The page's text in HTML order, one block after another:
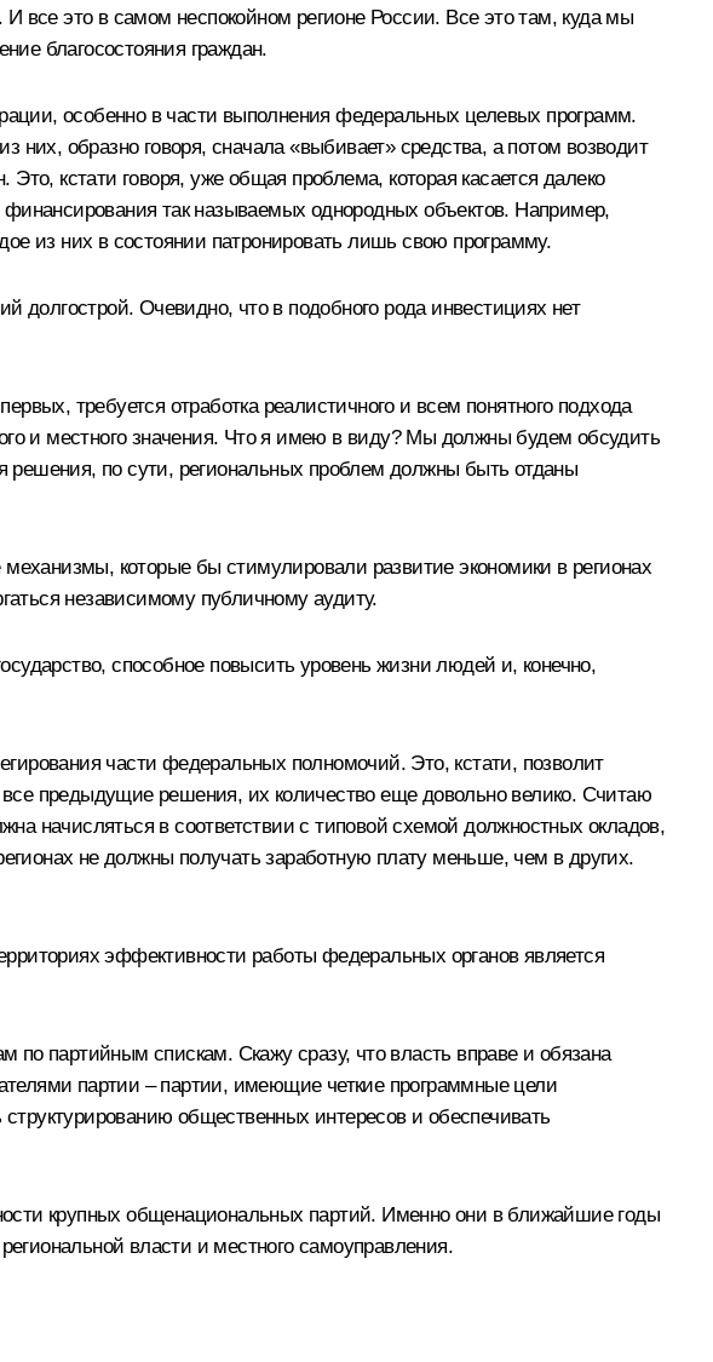
все это в самом неспокойном регионе России. Все это там, куда мы
благосостояния граждан.
особенно в части выполнения федеральных целевых программ.
них, образно говоря, сначала «выбивает» средства, а потом возводит
кстати говоря, уже общая проблема, которая касается далеко
так называемых однородных объектов. Например,
из них в состоянии патронировать лишь свою программу.
Очевидно, что в подобного рода инвестициях нет
требуется отработка реалистичного и всем понятного подхода
и местного значения. Что я имею в виду? Мы должны будем обсудить
решения, по сути, региональных проблем должны быть отданы
которые бы стимулировали развитие экономики в регионах
независимому публичному аудиту.
способное повысить уровень жизни людей и, конечно,
части федеральных полномочий. Это, кстати, позволит
предыдущие решения, их количество еще довольно велико. Считаю
начисляться в соответствии с типовой схемой должностных окладов,
не должны получать заработную плату меньше, чем в других.
эффективности работы федеральных органов является
партийным спискам. Скажу сразу, что власть вправе и обязана
партии – партии, имеющие четкие программные цели
общественных интересов и обеспечивать
крупных общенациональных партий. Именно они в ближайшие годы
власти и местного самоуправления.